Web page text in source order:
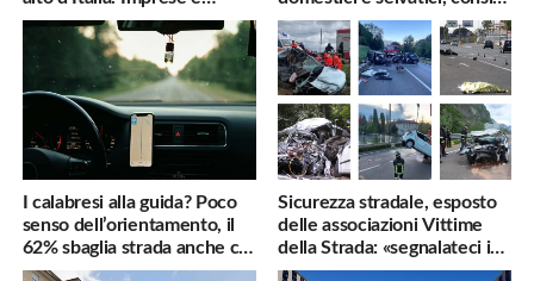
famiglie penalizzate
utili
I calabresi alla guida? Poco
senso dell’orientamento, il
62% sbaglia strada anche col
navigatore
Sicurezza stradale, esposto
delle associazioni Vittime
della Strada: «segnalateci i
pericoli, interverremo